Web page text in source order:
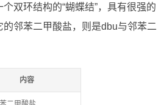
双环结构的“蝴蝶结”，具有很强的
邻苯二甲酸盐，则是dbu与邻苯二
内容